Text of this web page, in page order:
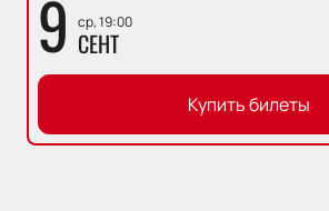
9 ср, 19:00
СЕНТ
Купить билеты